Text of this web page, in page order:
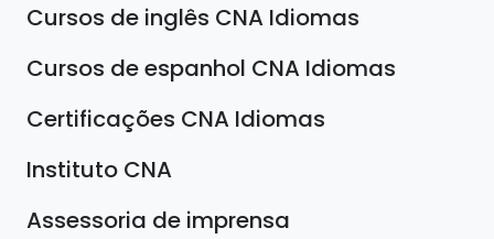
Cursos de inglês CNA Idiomas
Cursos de espanhol CNA Idiomas
Certificações CNA Idiomas
Instituto CNA
Assessoria de imprensa